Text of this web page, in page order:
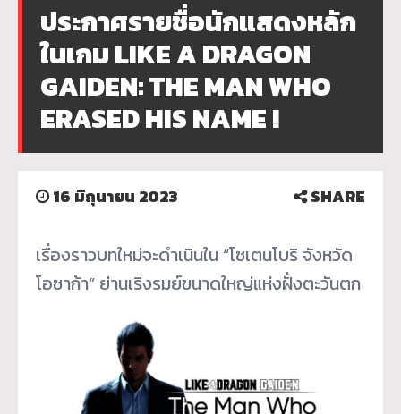
ประกาศรายชื่อนักแสดงหลัก
ในเกม LIKE A DRAGON
GAIDEN: THE MAN WHO
ERASED HIS NAME !
16 มิถุนายน 2023 SHARE
เรื่องราวบทใหม่จะดำเนินใน “โซเตนโบริ จังหวัด
โอซาก้า” ย่านเริงรมย์ขนาดใหญ่แห่งฝั่งตะวันตก